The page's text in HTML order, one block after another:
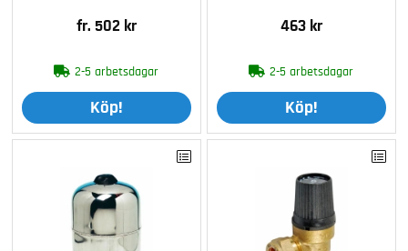
fr. 502 kr
2-5 arbetsdagar
Köp!
463 kr
2-5 arbetsdagar
Köp!